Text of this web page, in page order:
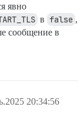
явно
в false ,
сообщение в
20:34:56